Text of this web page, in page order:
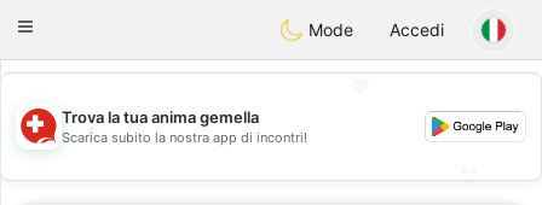
Suissi
Toggle
Mode Accedi
💖
💕
Trova la tua anima gemella
Scarica subito la nostra app di incontri!